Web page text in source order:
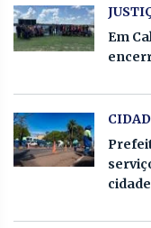
Em
cidade